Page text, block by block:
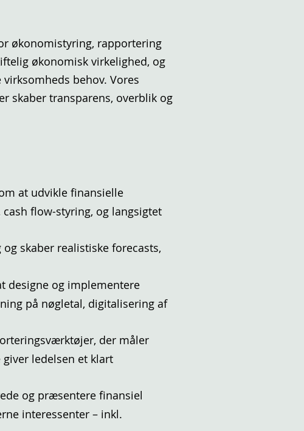
økonomistyring, rapportering
økonomisk virkelighed, og
behov. Vores
skaber transparens, overblik og
at udvikle finansielle
flow-styring, og langsigtet
skaber realistiske forecasts,
designe og implementere
på nøgletal, digitalisering af
der måler
ledelsen et klart
og præsentere finansiel
interessenter – inkl.